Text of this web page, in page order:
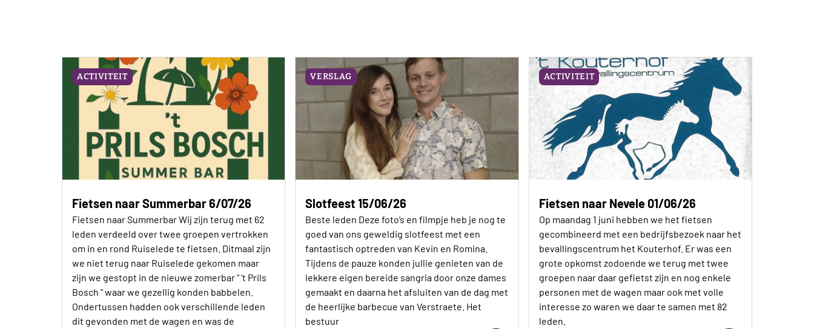
ACTIVITEIT
Fietsen naar Summerbar 6/07/26
Fietsen naar Summerbar Wij zijn terug met 62
leden verdeeld over twee groepen vertrokken
om in en rond Ruiselede te fietsen. Ditmaal zijn
we niet terug naar Ruiselede gekomen maar
zijn we gestopt in de nieuwe zomerbar " 't Prils
Bosch " waar we gezellig konden babbelen.
Ondertussen hadden ook verschillende leden
dit gevonden met de wagen en was de
VERSLAG
Slotfeest 15/06/26
Beste leden Deze foto’s en filmpje heb je nog te
goed van ons geweldig slotfeest met een
fantastisch optreden van Kevin en Romina.
Tijdens de pauze konden jullie genieten van de
lekkere eigen bereide sangria door onze dames
gemaakt en daarna het afsluiten van de dag met
de heerlijke barbecue van Verstraete. Het
bestuur
ACTIVITEIT
Fietsen naar Nevele 01/06/26
Op maandag 1 juni hebben we het fietsen
gecombineerd met een bedrijfsbezoek naar het
bevallingscentrum het Kouterhof. Er was een
grote opkomst zodoende we terug met twee
groepen naar daar gefietst zijn en nog enkele
personen met de wagen maar ook met volle
interesse zo waren we daar te samen met 82
leden.